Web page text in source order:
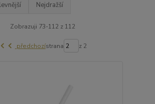
Nejdražší
Zobrazuji 73-112 z 112
předchozístrana z 2